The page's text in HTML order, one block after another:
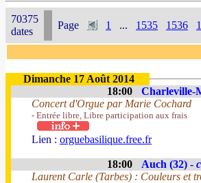
70375
dates
Page 1 ... 1535 1536
Dimanche 17 Août 2014
18:00
Charleville-
Concert d'Orgue par Marie Cochard
- Entrée libre, Libre participation aux frais
Lien : orguebasilique.free.fr
18:00 Auch (32) -
Laurent Carle (Tarbes) : Couleurs et